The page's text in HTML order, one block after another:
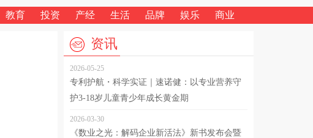
教育 投资 产经 生活 品牌 娱乐 商业
资讯
2026-05-25
专利护航・科学实证｜速诺健：以专业营养守
护3-18岁儿童青少年成长黄金期
2026-03-30
《数业之光：解码企业新活法》新书发布会暨